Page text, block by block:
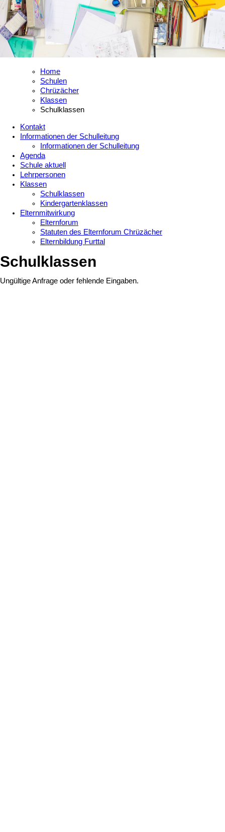
Home
Schulen
Chrüzächer
Klassen
Schulklassen
Kontakt
Informationen der Schulleitung
Informationen der Schulleitung
Agenda
Schule aktuell
Lehrpersonen
Klassen
Schulklassen
Kindergartenklassen
Elternmitwirkung
Elternforum
Statuten des Elternforum Chrüzächer
Elternbildung Furttal
Schulklassen
Ungültige Anfrage oder fehlende Eingaben.